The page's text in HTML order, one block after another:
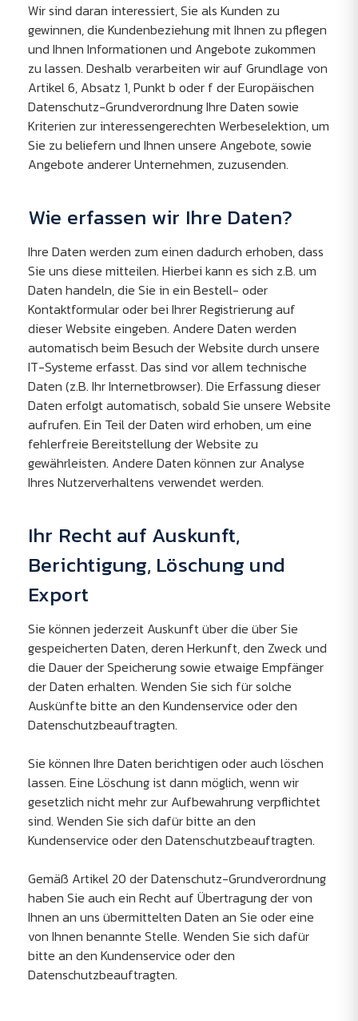
Wir sind daran interessiert, Sie als Kunden zu
gewinnen, die Kundenbeziehung mit Ihnen zu pflegen
und Ihnen Informationen und Angebote zukommen
zu lassen. Deshalb verarbeiten wir auf Grundlage von
Artikel 6, Absatz 1, Punkt b oder f der Europäischen
Datenschutz-Grundverordnung Ihre Daten sowie
Kriterien zur interessengerechten Werbeselektion, um
Sie zu beliefern und Ihnen unsere Angebote, sowie
Angebote anderer Unternehmen, zuzusenden.
Wie erfassen wir Ihre Daten?
Ihre Daten werden zum einen dadurch erhoben, dass
Sie uns diese mitteilen. Hierbei kann es sich z.B. um
Daten handeln, die Sie in ein Bestell- oder
Kontaktformular oder bei Ihrer Registrierung auf
dieser Website eingeben. Andere Daten werden
automatisch beim Besuch der Website durch unsere
IT-Systeme erfasst. Das sind vor allem technische
Daten (z.B. Ihr Internetbrowser). Die Erfassung dieser
Daten erfolgt automatisch, sobald Sie unsere Website
aufrufen. Ein Teil der Daten wird erhoben, um eine
fehlerfreie Bereitstellung der Website zu
gewährleisten. Andere Daten können zur Analyse
Ihres Nutzerverhaltens verwendet werden.
Ihr Recht auf Auskunft,
Berichtigung, Löschung und
Export
Sie können jederzeit Auskunft über die über Sie
gespeicherten Daten, deren Herkunft, den Zweck und
die Dauer der Speicherung sowie etwaige Empfänger
der Daten erhalten. Wenden Sie sich für solche
Auskünfte bitte an den Kundenservice oder den
Datenschutzbeauftragten.
Sie können Ihre Daten berichtigen oder auch löschen
lassen. Eine Löschung ist dann möglich, wenn wir
gesetzlich nicht mehr zur Aufbewahrung verpflichtet
sind. Wenden Sie sich dafür bitte an den
Kundenservice oder den Datenschutzbeauftragten.
Gemäß Artikel 20 der Datenschutz-Grundverordnung
haben Sie auch ein Recht auf Übertragung der von
Ihnen an uns übermittelten Daten an Sie oder eine
von Ihnen benannte Stelle. Wenden Sie sich dafür
bitte an den Kundenservice oder den
Datenschutzbeauftragten.